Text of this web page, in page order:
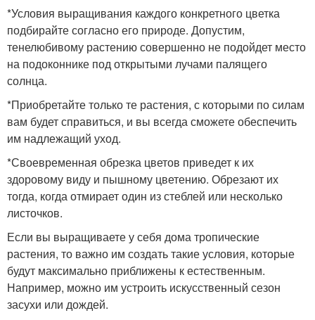
*Условия выращивания каждого конкретного цветка
подбирайте согласно его природе. Допустим,
тенелюбивому растению совершенно не подойдет место
на подоконнике под открытыми лучами палящего
солнца.
*Приобретайте только те растения, с которыми по силам
вам будет справиться, и вы всегда сможете обеспечить
им надлежащий уход.
*Своевременная обрезка цветов приведет к их
здоровому виду и пышному цветению. Обрезают их
тогда, когда отмирает один из стеблей или несколько
листочков.
Если вы выращиваете у себя дома тропические
растения, то важно им создать такие условия, которые
будут максимально приближены к естественным.
Например, можно им устроить искусственный сезон
засухи или дождей.